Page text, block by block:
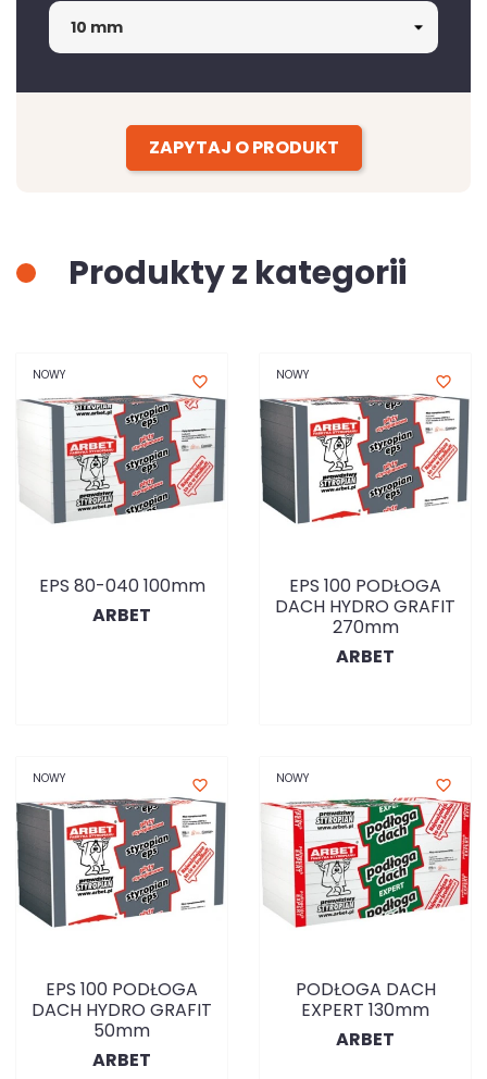
ZAPYTAJ O PRODUKT
Produkty z kategorii
NOWY favorite_border
EPS 80-040 100mm
ARBET
NOWY favorite_border
EPS 100 PODŁOGA
DACH HYDRO GRAFIT
270mm
ARBET
NOWY favorite_border
EPS 100 PODŁOGA
DACH HYDRO GRAFIT
50mm
ARBET
NOWY favorite_border
PODŁOGA DACH
EXPERT 130mm
ARBET